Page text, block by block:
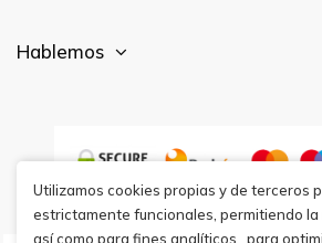
Hablemos
Utilizamos cookies propias y de terceros
estrictamente funcionales, permitiendo la
así como para fines analíticos,, para